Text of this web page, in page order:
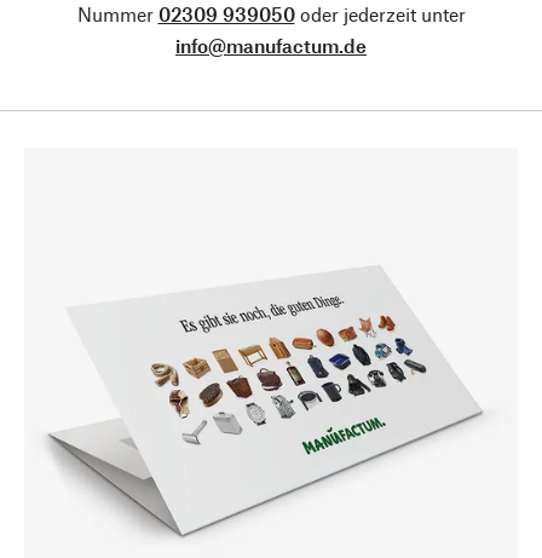
Nummer 02309 939050oder jederzeit unter
info@manufactum.de